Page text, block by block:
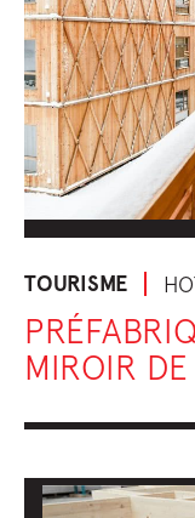
TOURISME
MIROIR